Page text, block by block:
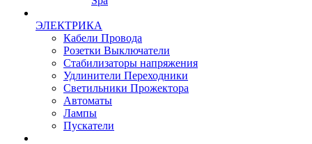
ЭЛЕКТРИКА
Кабели Провода
Розетки Выключатели
Стабилизаторы напряжения
Удлинители Переходники
Светильники Прожектора
Автоматы
Лампы
Пускатели